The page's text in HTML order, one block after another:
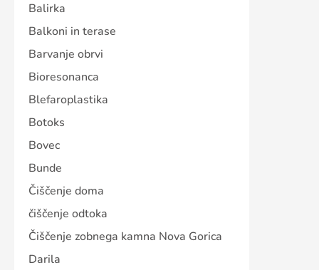
Balirka
Balkoni in terase
Barvanje obrvi
Bioresonanca
Blefaroplastika
Botoks
Bovec
Bunde
Čiščenje doma
čiščenje odtoka
Čiščenje zobnega kamna Nova Gorica
Darila